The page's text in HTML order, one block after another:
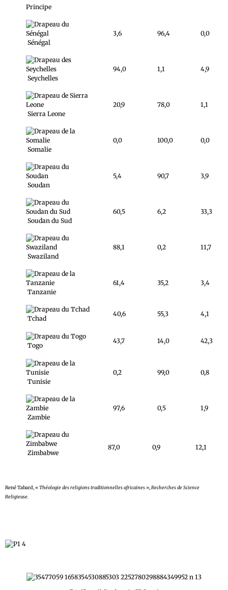
Principe
Sénégal
3,6 96,4 0,0
Seychelles
94,0 1,1 4,9
Sierra Leone
20,9 78,0 1,1
Somalie
0,0 100,0 0,0
Soudan
5,4 90,7 3,9
Soudan du Sud
60,5 6,2 33,3
Swaziland
88,1 0,2 11,7
Tanzanie
61,4 35,2 3,4
Tchad
40,6 55,3 4,1
Togo
43,7 14,0 42,3
Tunisie
0,2 99,0 0,8
Zambie
97,6 0,5 1,9
Zimbabwe
87,0 0,9 12,1
René Tabard, «Théologie des religions traditionnelles africaines»,Recherches de Science
Religieuse.